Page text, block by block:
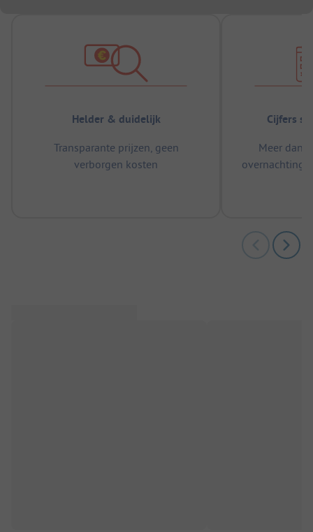
Helder & duidelijk
Transparante prijzen, geen
verborgen kosten
Cijfers
Meer dan